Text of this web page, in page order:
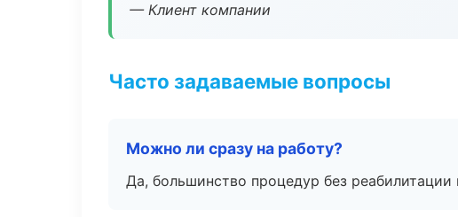
— Клиент компании
Часто задаваемые вопросы
Можно ли сразу на работу?
Да, большинство процедур без